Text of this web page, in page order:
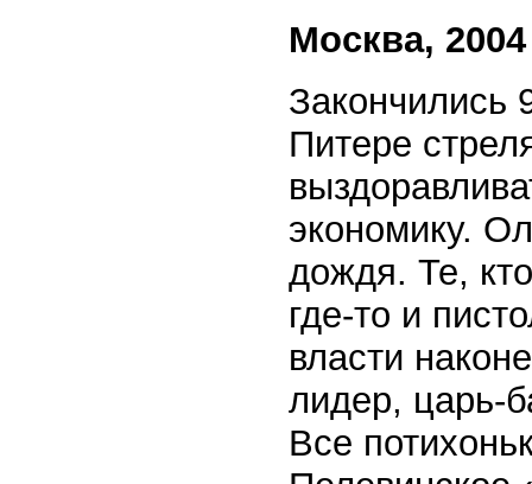
Москва,
Закончились
Питере
экономику.
дождя. Те,
где-то и
власти
лидер, царь-
Все